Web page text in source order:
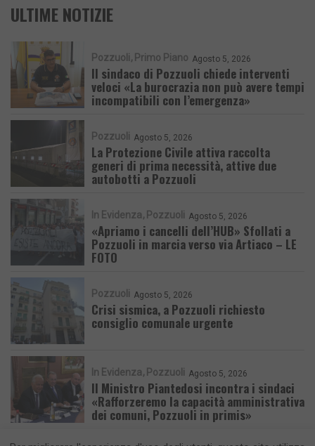
ULTIME NOTIZIE
Pozzuoli Primo Piano Agosto 5, 2026
Il sindaco di Pozzuoli chiede interventi
veloci «La burocrazia non può avere tempi
incompatibili con l’emergenza»
Pozzuoli Agosto 5, 2026
La Protezione Civile attiva raccolta
generi di prima necessità, attive due
autobotti a Pozzuoli
In Evidenza Pozzuoli Agosto 5, 2026
«Apriamo i cancelli dell’HUB» Sfollati a
Pozzuoli in marcia verso via Artiaco – LE
FOTO
Pozzuoli Agosto 5, 2026
Crisi sismica, a Pozzuoli richiesto
consiglio comunale urgente
In Evidenza Pozzuoli Agosto 5, 2026
Il Ministro Piantedosi incontra i sindaci
«Rafforzeremo la capacità amministrativa
dei comuni, Pozzuoli in primis»